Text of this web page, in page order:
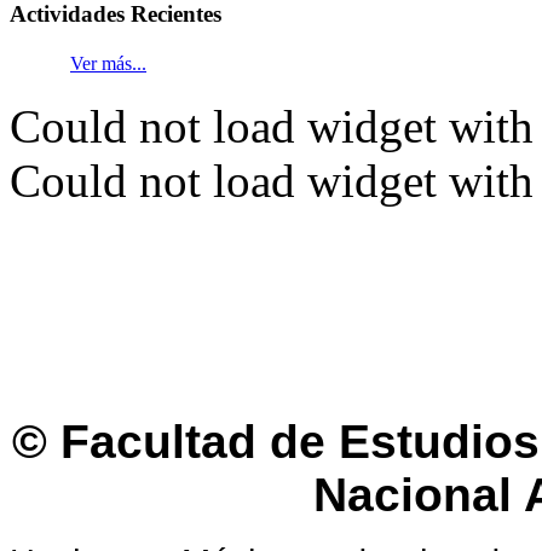
Actividades Recientes
Ver más...
Could not load widget
Could not load widget
© Facultad de
Nacional